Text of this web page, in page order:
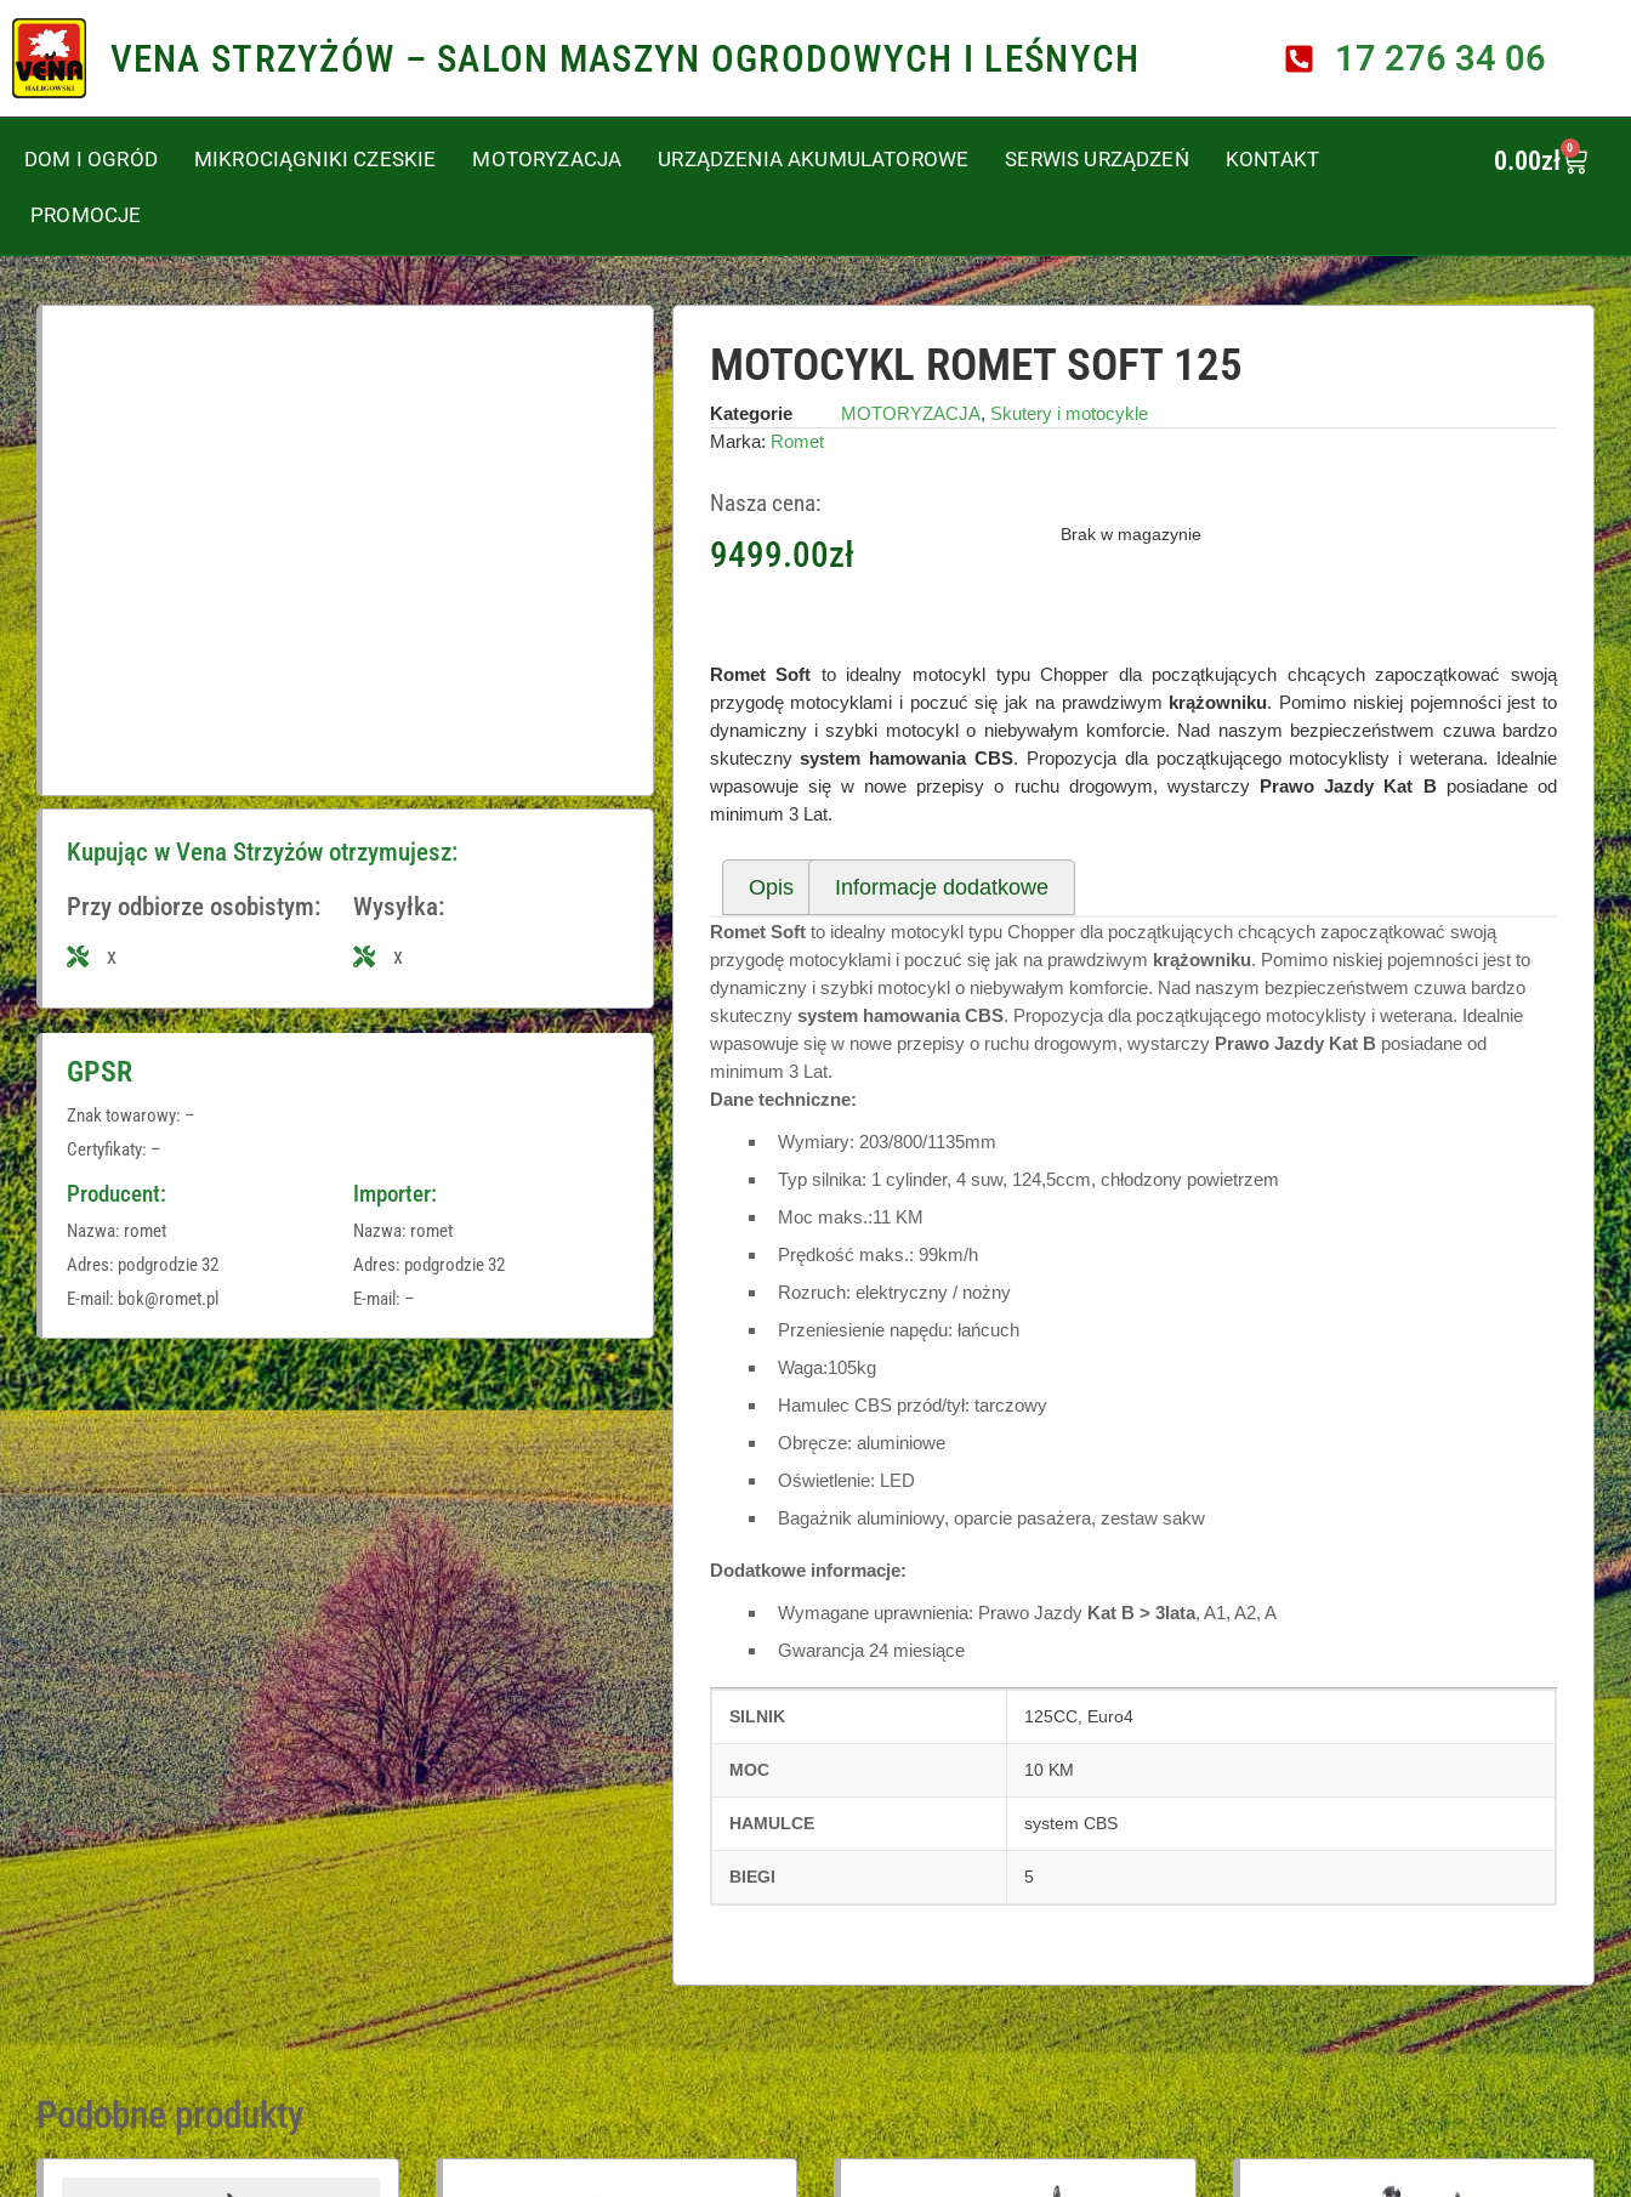
VENA STRZYŻÓW – SALON MASZYN OGRODOWYCH I LEŚNYCH 17 276 34 06
DOM I OGRÓD MIKROCIĄGNIKI CZESKIE MOTORYZACJA URZĄDZENIA AKUMULATOROWE SERWIS URZĄDZEŃ KONTAKT
PROMOCJE
0.00zł 0
Kupując w Vena Strzyżów otrzymujesz:
Przy odbiorze osobistym:
x
Wysyłka:
x
GPSR
Znak towarowy: –
Certyfikaty: –
Producent:
Nazwa: romet
Adres: podgrodzie 32
E-mail: bok@romet.pl
Importer:
Nazwa: romet
Adres: podgrodzie 32
E-mail: –
MOTOCYKL ROMET SOFT 125
Kategorie MOTORYZACJA, Skutery i motocykle
Marka: Romet
Nasza cena:
9499.00zł Brak w magazynie
Romet Soft to idealny motocykl typu Chopper dla początkujących chcących zapoczątkować swoją
przygodę motocyklami i poczuć się jak na prawdziwym krążowniku. Pomimo niskiej pojemności jest to
dynamiczny i szybki motocykl o niebywałym komforcie. Nad naszym bezpieczeństwem czuwa bardzo
skutecznysystem hamowania CBS. Propozycja dla początkującego motocyklisty i weterana. Idealnie
wpasowuje się w nowe przepisy o ruchu drogowym, wystarczyPrawo Jazdy Kat Bposiadane od
minimum 3 Lat.
Opis Informacje dodatkowe
Romet Softto idealny motocykl typu Chopper dla początkujących chcących zapoczątkować swoją
przygodę motocyklami i poczuć się jak na prawdziwym krążowniku. Pomimo niskiej pojemności jest to
dynamiczny i szybki motocykl o niebywałym komforcie. Nad naszym bezpieczeństwem czuwa bardzo
skuteczny system hamowania CBS. Propozycja dla początkującego motocyklisty i weterana. Idealnie
wpasowuje się w nowe przepisy o ruchu drogowym, wystarczyPrawo Jazdy Kat B posiadane od
minimum 3 Lat.
Dane techniczne:
Wymiary: 203/800/1135mm
Typ silnika: 1 cylinder, 4 suw, 124,5ccm, chłodzony powietrzem
Moc maks.:11 KM
Prędkość maks.: 99km/h
Rozruch: elektryczny / nożny
Przeniesienie napędu: łańcuch
Waga:105kg
Hamulec CBS przód/tył: tarczowy
Obręcze: aluminiowe
Oświetlenie: LED
Bagażnik aluminiowy, oparcie pasażera, zestaw sakw
Dodatkowe informacje:
Wymagane uprawnienia: Prawo Jazdy Kat B > 3lata, A1, A2, A
Gwarancja 24 miesiące
SILNIK 125CC, Euro4
MOC 10 KM
HAMULCE system CBS
BIEGI 5
Podobne produkty